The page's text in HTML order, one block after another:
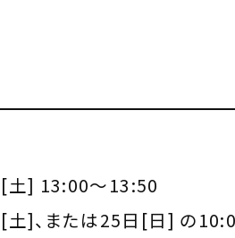
土] 13:00～13:50
土]、または25日[日] の